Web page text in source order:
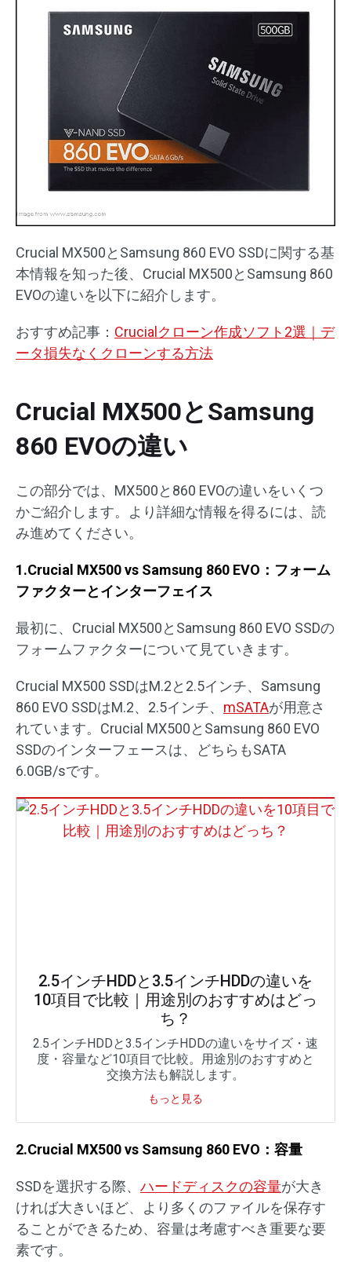
Crucial MX500とSamsung 860 EVO SSDに関する基
本情報を知った後、Crucial MX500とSamsung 860
EVOの違いを以下に紹介します。
おすすめ記事： Crucialクローン作成ソフト2選｜デ
ータ損失なくクローンする方法
Crucial MX500とSamsung
860 EVOの違い
この部分では、MX500と860 EVOの違いをいくつ
かご紹介します。より詳細な情報を得るには、読
み進めてください。
1.Crucial MX500 vs Samsung 860 EVO：フォーム
ファクターとインターフェイス
最初に、Crucial MX500とSamsung 860 EVO SSDの
フォームファクターについて見ていきます。
Crucial MX500 SSDはM.2と2.5インチ、Samsung
860 EVO SSDはM.2、2.5インチ、 mSATAが用意さ
れています。Crucial MX500とSamsung 860 EVO
SSDのインターフェースは、どちらもSATA
6.0GB/sです。
2.5インチHDDと3.5インチHDDの違いを
10項目で比較｜用途別のおすすめはどっ
ち？
2.5インチHDDと3.5インチHDDの違いをサイズ・速
度・容量など10項目で比較。用途別のおすすめと
交換方法も解説します。
もっと見る
2.Crucial MX500 vs Samsung 860 EVO：容量
SSDを選択する際、 ハードディスクの容量が大き
ければ大きいほど、より多くのファイルを保存す
ることができるため、容量は考慮すべき重要な要
素です。